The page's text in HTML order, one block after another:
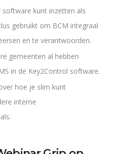
software kunt inzetten als
gebruikt om BCM integraal
en te verantwoorden.
gemeenten al hebben
in de Key2Control software.
hoe je slim kunt
interne